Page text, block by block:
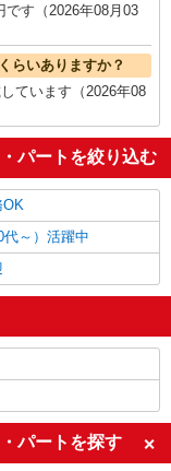
す（2026年08月03
らいありますか？
ています（2026年08
パートを絞り込む
代～）活躍中
パートを探す